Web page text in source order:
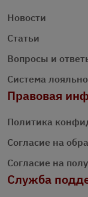
Новости
Статьи
Вопросы и
Система
Правовая
Политика
Согласие на
Согласие на
Служба